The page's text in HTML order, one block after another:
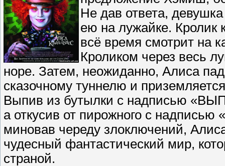
Не дав ответа,
ею на лужайке. Кролик
всё время смотрит на
Кроликом через весь
норе. Затем, неожиданно, Алиса
сказочному туннелю и
Выпив из бутылки с надписью
а откусив от пирожного с
миновав череду злоключений,
чудесный фантастический мир,
страной.